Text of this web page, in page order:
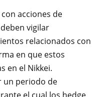
acciones de
vigilar
relacionados con
en que estos
en el Nikkei.
un periodo de